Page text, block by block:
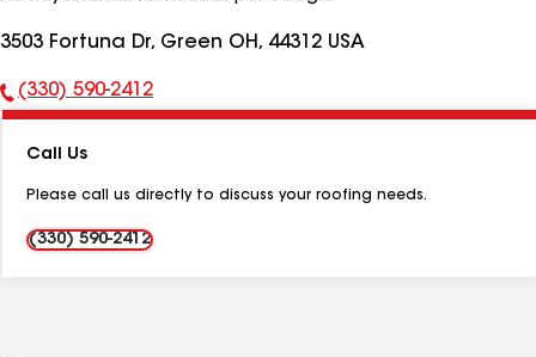
3503 Fortuna Dr, Green OH, 44312 USA
Número
teléfono:
(330) 590-2412
Call Us
Please call us directly to discuss your roofing needs.
(330) 590-2412